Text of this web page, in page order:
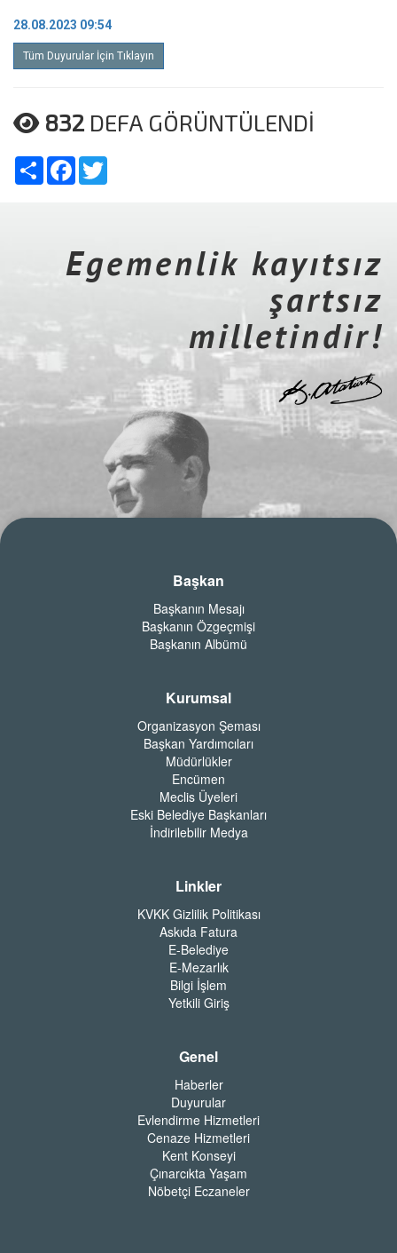
28.08.2023 09:54
Tüm Duyurular İçin Tıklayın
832 DEFA GÖRÜNTÜLENDİ
Share Facebook
Egemenlik kayıtsız
şartsız
milletindir!
Başkan
Başkanın Mesajı
Başkanın Özgeçmişi
Başkanın Albümü
Kurumsal
Organizasyon Şeması
Başkan Yardımcıları
Müdürlükler
Encümen
Meclis Üyeleri
Eski Belediye Başkanları
İndirilebilir Medya
Linkler
KVKK Gizlilik Politikası
Askıda Fatura
E-Belediye
E-Mezarlık
Bilgi İşlem
Yetkili Giriş
Genel
Haberler
Duyurular
Evlendirme Hizmetleri
Cenaze Hizmetleri
Kent Konseyi
Çınarcıkta Yaşam
Nöbetçi Eczaneler